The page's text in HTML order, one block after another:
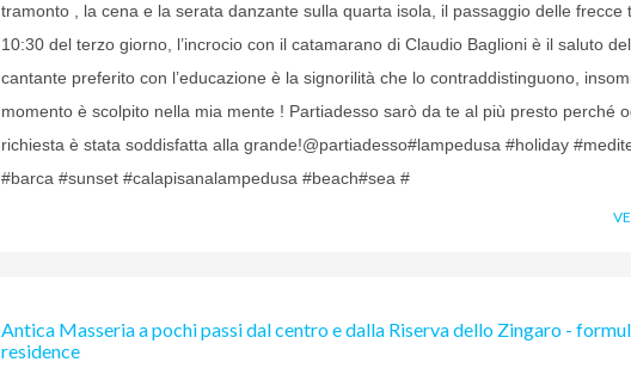
tramonto , la cena e la serata danzante sulla quarta isola, il passaggio delle frecce
10:30 del terzo giorno, l’incrocio con il catamarano di Claudio Baglioni è il saluto
cantante preferito con l’educazione è la signorilità che lo contraddistinguono,
momento è scolpito nella mia mente ! Partiadesso sarò da te al più presto perché
richiesta è stata soddisfatta alla grande!@partiadesso#lampedusa #holiday
#barca #sunset #calapisanalampedusa #beach#sea #
Antica Masseria a pochi passi dal centro e dalla Riserva dello Zingaro -
residence